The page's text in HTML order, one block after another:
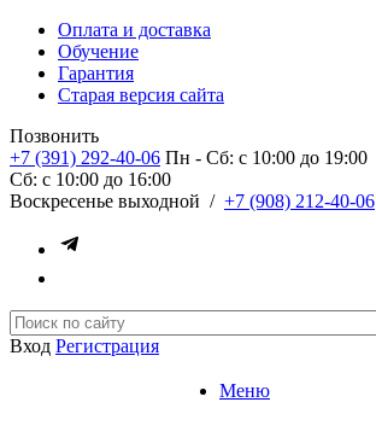
Оплата и доставка
Обучение
Гарантия
Старая версия сайта
Позвонить
+7 (391) 292-40-06 Пн - Сб: c 10:00 до 19:00
Сб: c 10:00 до 16:00
​Воскресенье выходной / +7 (908) 212-40-06
Вход Регистрация
Меню